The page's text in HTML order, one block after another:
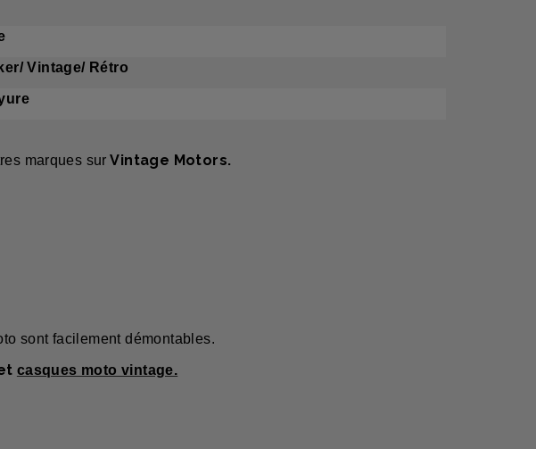
Vintage/ Rétro
marques sur Vintage Motors.
sont facilement démontables.
casques moto vintage.